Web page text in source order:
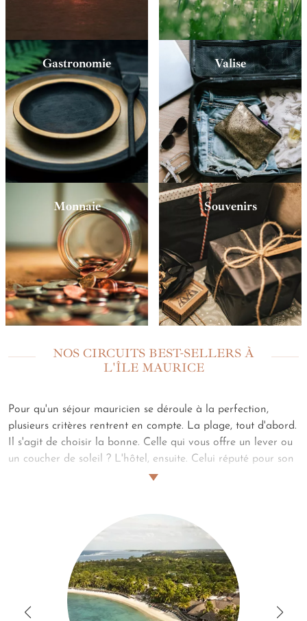
Gastronomie Valise
Monnaie Souvenirs
NOS CIRCUITS BEST-SELLERS À
L'ÎLE MAURICE
Pour qu'un séjour mauricien se déroule à la perfection,
plusieurs critères rentrent en compte. La plage, tout d'abord.
Il s'agit de choisir la bonne. Celle qui vous offre un lever ou
un coucher de soleil ? L'hôtel, ensuite. Celui réputé pour son
golf ou son spa ? Les pieds dans l'eau ou la tête dans les
marchés ? Pour vous aider à faire un choix, voici nos séjours
iconiques. Les plus plébiscités. Adoptez-les ou demandez-
nous une escapade personnalisée.